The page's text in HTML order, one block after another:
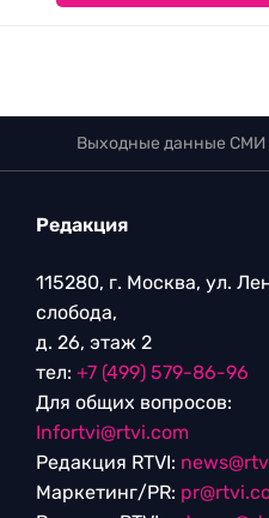
Выходные данные СМИ
Редакция
115280, г. Москва, ул.
слобода,
д. 26, этаж 2
тел: +7 (499) 579-86-96
Для общих вопросов:
Infortvi@rtvi.com
Редакция RTVI:
Маркетинг/PR: